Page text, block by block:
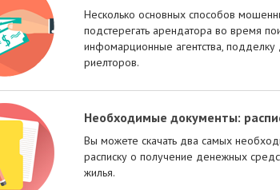
Несколько основных способов
подстерегать арендатора во время
инфомарционные агентства,
риелторов.
Необходимые документы:
Вы можете скачать два самых
расписку о получение денежных
жилья.